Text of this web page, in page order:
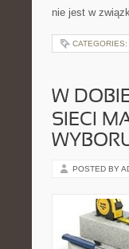
nie jest w
CATEGORIES:
W
SIECI
POSTED BY